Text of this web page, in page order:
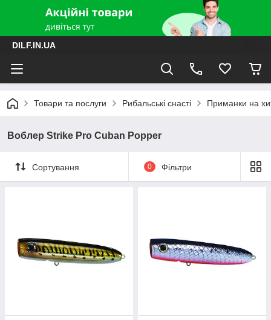
DILF.IN.UA
Товари та послуги Рибальські снасті Приманки на
Воблер Strike Pro Cuban Popper
Сортування 0 Фільтри